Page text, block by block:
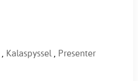
, Kalaspyssel , Presenter